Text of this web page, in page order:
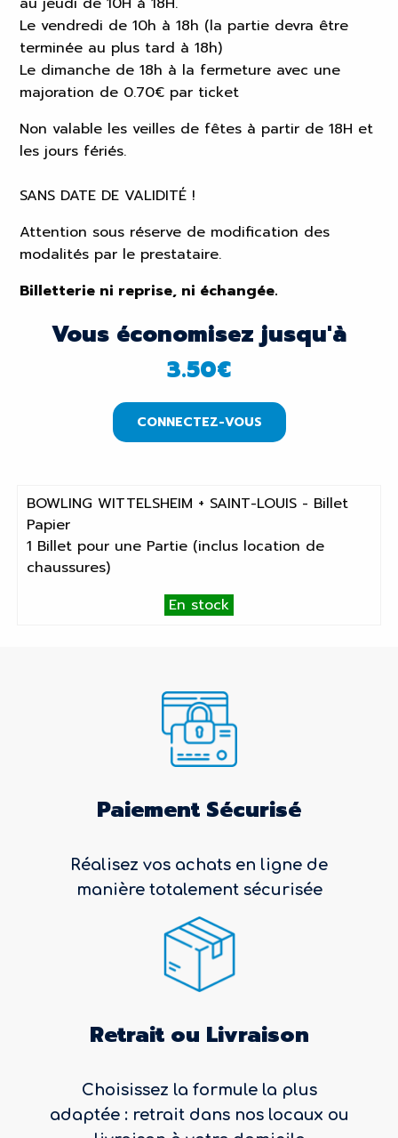
Le vendredi de 10h à 18h (la partie devra être
terminée au plus tard à 18h)
Le dimanche de 18h à la fermeture avec une
majoration de 0.70€ par ticket
Non valable les veilles de fêtes à partir de 18H et
les jours fériés.
SANS DATE DE VALIDITÉ !
Attention sous réserve de modification des
modalités par le prestataire.
Billetterie ni reprise, ni échangée.
Vous économisez jusqu'à
3.50€
CONNECTEZ-VOUS
BOWLING WITTELSHEIM + SAINT-LOUIS - Billet
Papier
1 Billet pour une Partie (inclus location de
chaussures)
En stock
Paiement Sécurisé
Réalisez vos achats en ligne de
manière totalement sécurisée
Retrait ou Livraison
Choisissez la formule la plus
adaptée : retrait dans nos locaux ou